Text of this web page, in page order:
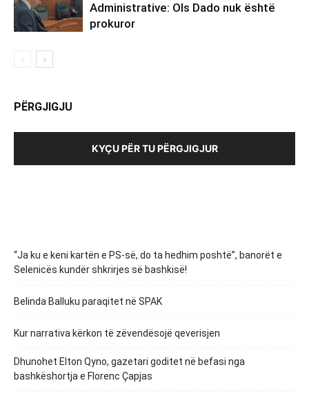
Administrative: Ols Dado nuk është
prokuror
PËRGJIGJU
KYÇU PËR TU PËRGJIGJUR
“Ja ku e keni kartën e PS-së, do ta hedhim poshtë”, banorët e
Selenicës kundër shkrirjes së bashkisë!
Belinda Balluku paraqitet në SPAK
Kur narrativa kërkon të zëvendësojë qeverisjen
Dhunohet Elton Qyno, gazetari goditet në befasi nga
bashkëshortja e Florenc Çapjas